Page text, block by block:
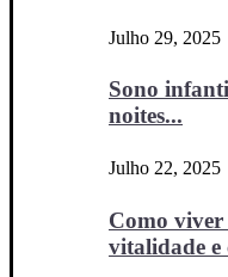
Julho 29, 2025
Sono
noites...
Julho 22, 2025
Como
vitalidade e